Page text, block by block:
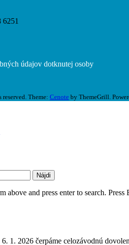
6251
údajov dotknutej osoby
Theme: Cenote by ThemeGrill.
above and press enter to search. Press
1. 2026 čerpáme celozávodnú